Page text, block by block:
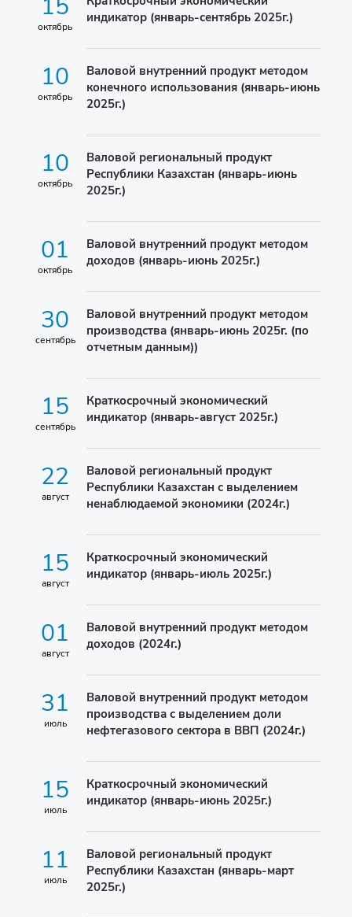
15
октябрь
индикатор (январь-сентябрь 2025г.)
10
октябрь
Валовой внутренний продукт методом
конечного использования (январь-июнь
2025г.)
10
октябрь
Валовой региональный продукт
Республики Казахстан (январь-июнь
2025г.)
01
октябрь
Валовой внутренний продукт методом
доходов (январь-июнь 2025г.)
30
сентябрь
Валовой внутренний продукт методом
производства (январь-июнь 2025г. (по
отчетным данным))
15
сентябрь
Краткосрочный экономический
индикатор (январь-август 2025г.)
22
август
Валовой региональный продукт
Республики Казахстан с выделением
ненаблюдаемой экономики (2024г.)
15
август
Краткосрочный экономический
индикатор (январь-июль 2025г.)
01
август
Валовой внутренний продукт методом
доходов (2024г.)
31
июль
Валовой внутренний продукт методом
производства с выделением доли
нефтегазового сектора в ВВП (2024г.)
15
июль
Краткосрочный экономический
индикатор (январь-июнь 2025г.)
11
июль
Валовой региональный продукт
Республики Казахстан (январь-март
2025г.)